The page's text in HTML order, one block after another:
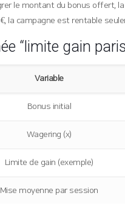
le montant du bonus offert,
la campagne est rentable
“limite gain
Variable
Bonus initial
Wagering (x)
Limite de gain (exemple)
Mise moyenne par session